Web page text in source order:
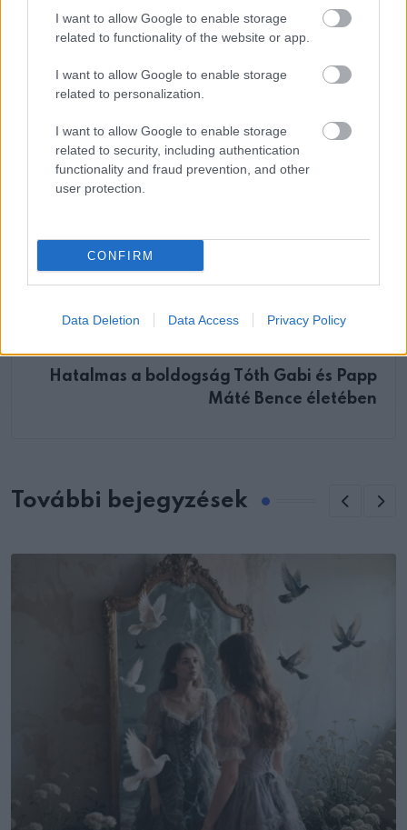
I want to allow Google to enable storage
related to functionality of the website or app.
I want to allow Google to enable storage
related to personalization.
I want to allow Google to enable storage
related to security, including authentication
functionality and fraud prevention, and other
user protection.
CONFIRM
Data Deletion Data Access Privacy Policy
Oszd meg ezt a posztot:
KÖVETKEZŐ POSZT
Hatalmas a boldogság Tóth Gabi és Papp
Máté Bence életében
További bejegyzések